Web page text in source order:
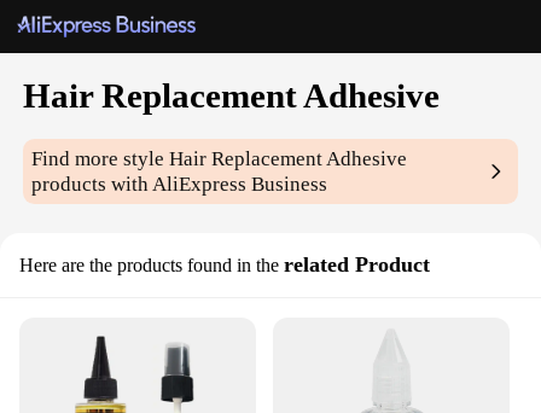
Hair Replacement Adhesive
Find more styleHair Replacement Adhesive
products with AliExpress Business
Here are the products found in the related Product